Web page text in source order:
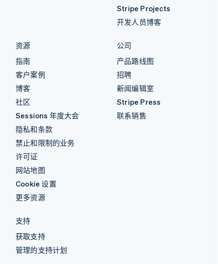
Stripe Projects
开发人员博客
资源
指南
客户案例
博客
社区
Sessions 年度大会
隐私和条款
禁止和限制的业务
许可证
网站地图
Cookie 设置
更多资源
公司
产品路线图
招聘
新闻编辑室
Stripe Press
联系销售
支持
获取支持
管理的支持计划